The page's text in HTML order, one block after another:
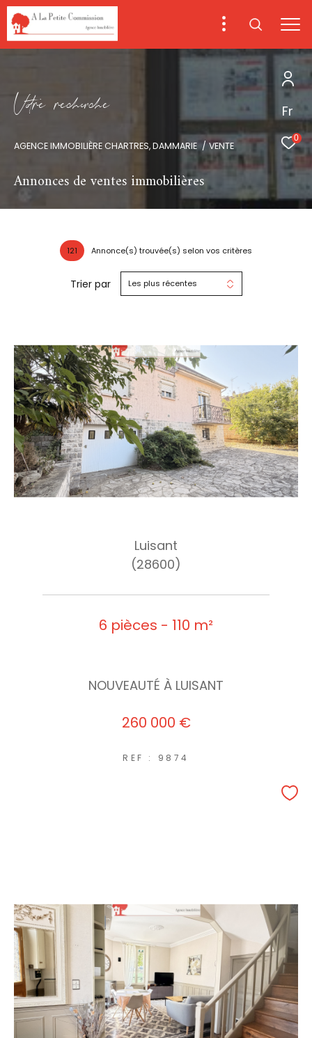
Fr
0
Vore recece
AGENCE IMMOBILIÈRE CHARTRES, DAMMARIE VENTE
Annonces de ventes immobilières
121 Annonce(s) trouvée(s) selon vos critères
Trier par Les plus récentes
Luisant
(28600)
6 pièces - 110 m²
NOUVEAUTÉ À LUISANT
260 000 €
REF : 9874